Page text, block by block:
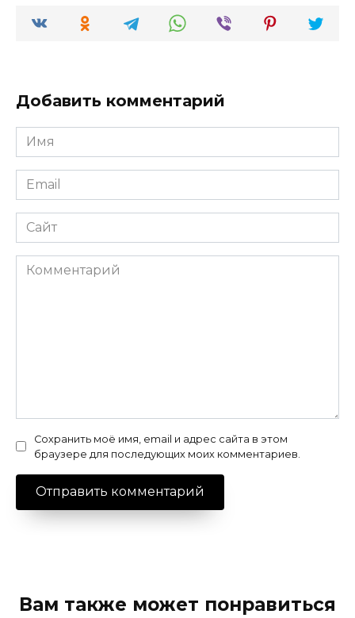
Добавить комментарий
Имя
*
Email
*
Сайт
Комментарий
Сохранить моё имя, email и адрес сайта в этом
браузере для последующих моих комментариев.
Вам также может понравиться